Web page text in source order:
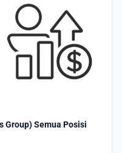
Group) Semua Posisi